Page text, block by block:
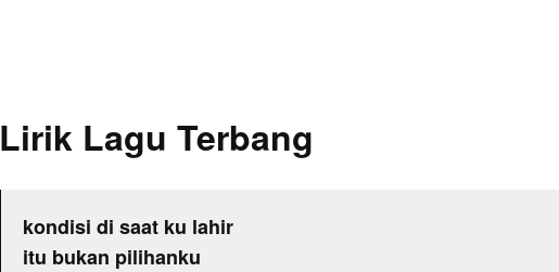
Lirik Lagu Terbang
kondisi di saat ku lahir
itu bukan pilihanku